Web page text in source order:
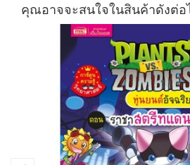
คุณอาจจะสนใจในสินค้าดังต่อ